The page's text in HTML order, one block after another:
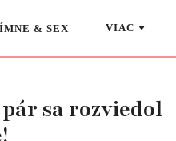
& SEX VIAC
sa rozviedol